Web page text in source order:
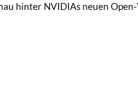
hinter NVIDIAs neuen